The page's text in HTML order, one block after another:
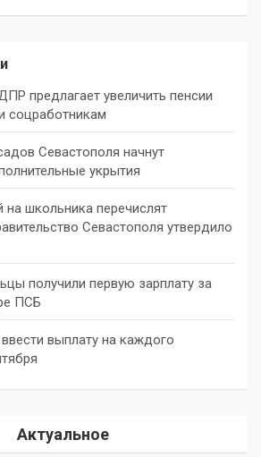
предлагает увеличить пенсии
соцработникам
Севастополя начнут
укрытия
на школьника перечислят
Севастополя утвердило
получили первую зарплату за
ПСБ
выплату на каждого
Актуальное